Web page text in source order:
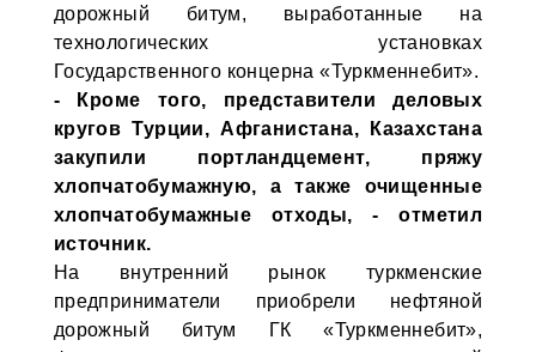
дорожный битум, выработанные на
технологических установках
Государственного концерна «Туркменнебит».
- Кроме того, представители деловых
кругов Турции, Афганистана, Казахстана
закупили портландцемент, пряжу
хлопчатобумажную, а также очищенные
хлопчатобумажные отходы, - отметил
источник.
На внутренний рынок туркменские
предприниматели приобрели нефтяной
дорожный битум ГК «Туркменнебит»,